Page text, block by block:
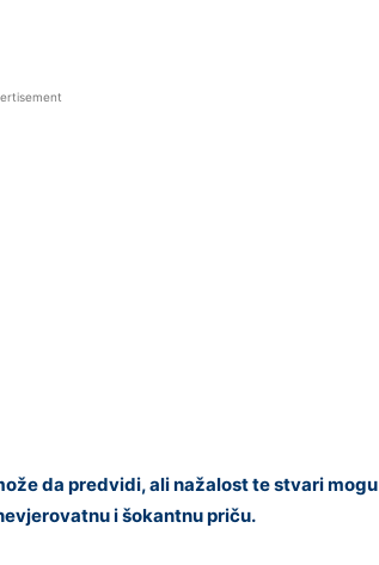
da predvidi, ali nažalost te stvari mogu
i šokantnu priču.